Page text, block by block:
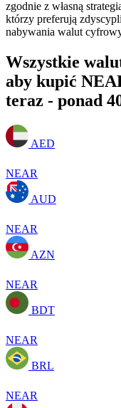
zgodnie z własną
którzy preferują
nabywania walut
Wszystkie
aby kupić
teraz - ponad
AED
NEAR
AUD
NEAR
AZN
NEAR
BDT
NEAR
BRL
NEAR